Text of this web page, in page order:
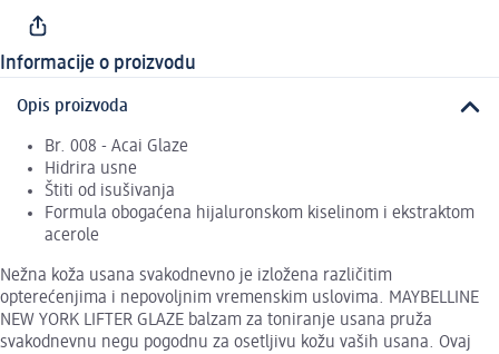
Informacije o proizvodu
Opis proizvoda
Br. 008 - Acai Glaze
Hidrira usne
Štiti od isušivanja
Formula obogaćena hijaluronskom kiselinom i ekstraktom
acerole
Nežna koža usana svakodnevno je izložena različitim
opterećenjima i nepovoljnim vremenskim uslovima. MAYBELLINE
NEW YORK LIFTER GLAZE balzam za toniranje usana pruža
svakodnevnu negu pogodnu za osetljivu kožu vaših usana. Ovaj